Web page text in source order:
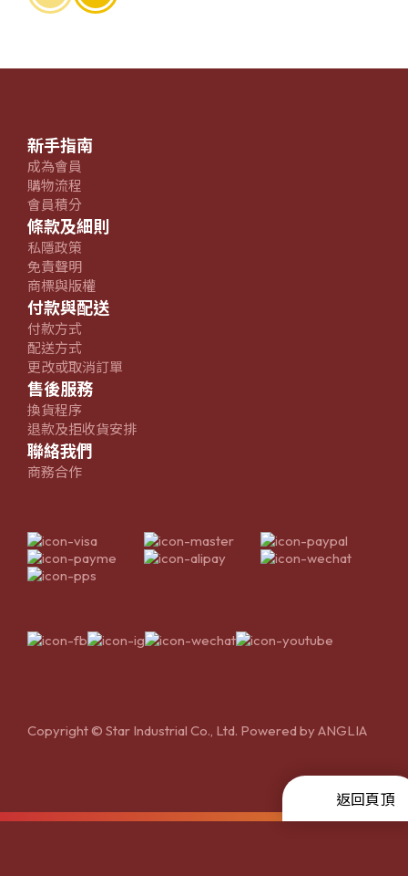
新手指南
成為會員
購物流程
會員積分
條款及細則
私隱政策
免責聲明
商標與版權
付款與配送
付款方式
配送方式
更改或取消訂單
售後服務
換貨程序
退款及拒收貨安排
聯絡我們
商務合作
Copyright © Star Industrial Co., Ltd. Powered byANGLIA
返回頁頂